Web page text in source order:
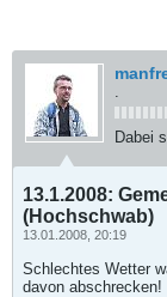
.
Dabei
13.1.2008:
(Hochschwab)
13.01.2008, 20:19
Schlechtes Wetter
davon abschrecken!